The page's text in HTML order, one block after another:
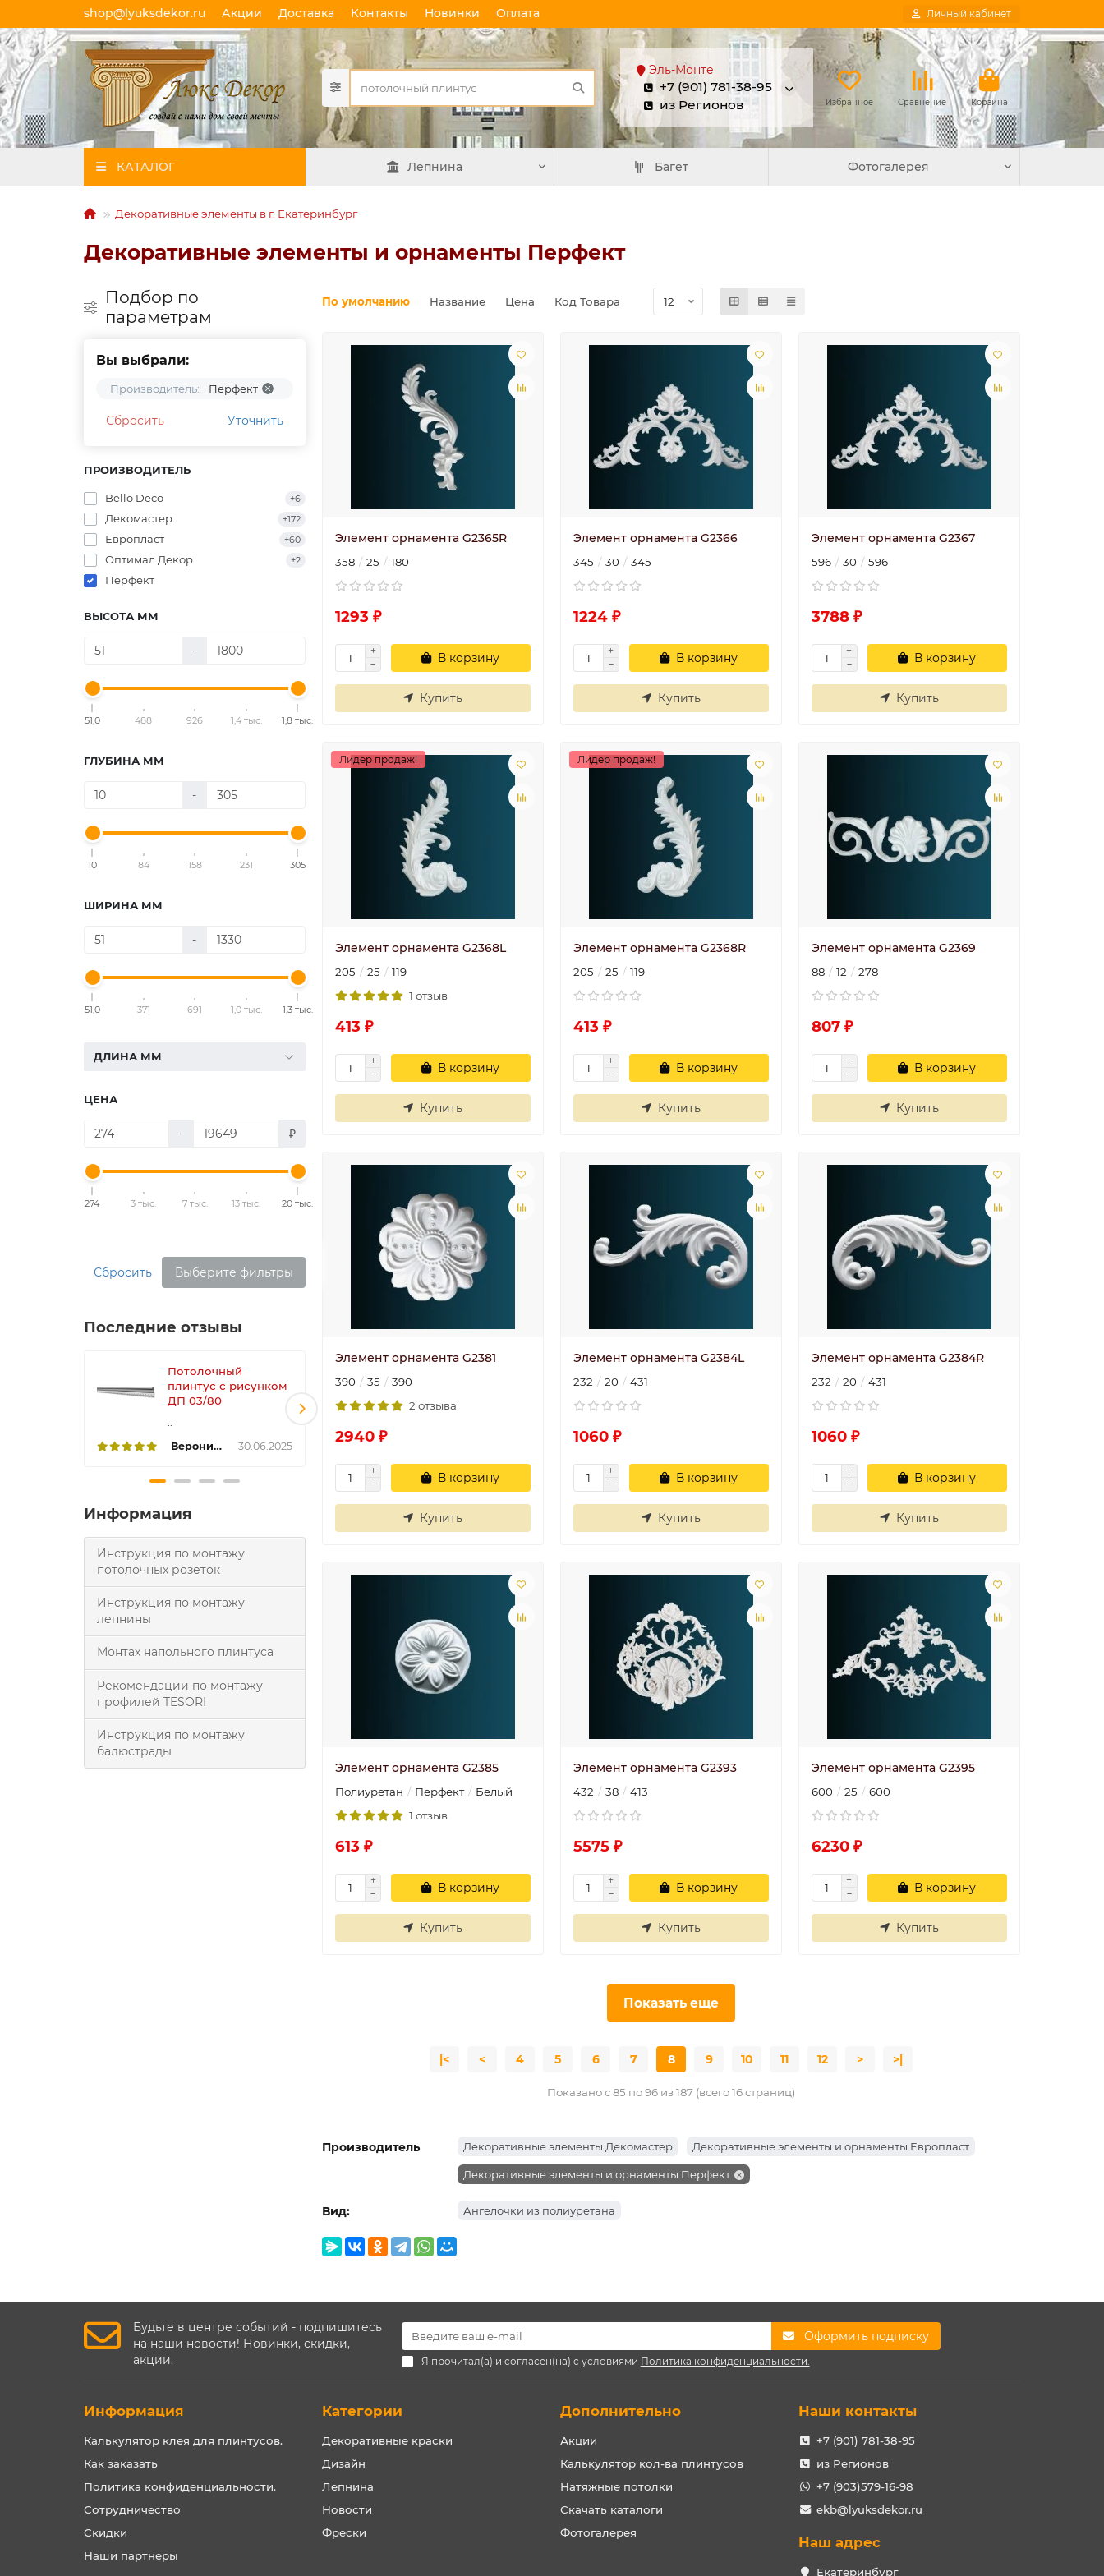
shop@lyuksdekor.ru Акции Доставка Контакты Новинки Оплата Личный кабинет
Эль-Монте
+7 (901) 781-38-95
из Регионов
Избранное Сравнение Корзина
КАТАЛОГ Лепнина Багет Фотогалерея
Декоративные элементы в г. Екатеринбург
Декоративные элементы и орнаменты Перфект
Подбор по
параметрам
Вы выбрали:
Производитель: Перфект
Сбросить Уточнить
ПРОИЗВОДИТЕЛЬ
Bello Deco +6
Декомастер +172
Европласт +60
Оптимал Декор +2
Перфект
ВЫСОТА ММ
-
51,0 488 926 1,4 тыс. 1,8 тыс.
ГЛУБИНА ММ
-
10 84 158 231 305
ШИРИНА ММ
-
51,0 371 691 1,0 тыс. 1,3 тыс.
ДЛИНА ММ
ЦЕНА
- ₽
274 3 тыс. 7 тыс. 13 тыс. 20 тыс.
Сбросить Выберите фильтры
Последние отзывы
Потолочный
плинтус с рисунком
ДП 03/80
Вероника 30.06.2025
потолочный П 20
100/40
потолочный П 20
Информация
Инструкция по монтажу
потолочных розеток
Инструкция по монтажу
лепнины
Монтах напольного плинтуса
Рекомендации по монтажу
профилей TESORI
Инструкция по монтажу
балюстрады
По умолчанию Название Цена Код Товара
Элемент орнамента G2365R
358 25 180
1293 ₽
В корзину
Купить
Элемент орнамента G2366
345 30 345
1224 ₽
В корзину
Купить
Элемент орнамента G2367
596 30 596
3788 ₽
В корзину
Купить
Лидер продаж!
Элемент орнамента G2368L
205 25
119
1 отзыв
413 ₽
В корзину
Купить
Лидер продаж!
Элемент орнамента G2368R
205 25 119
413 ₽
В корзину
Купить
Элемент орнамента G2369
88 12 278
807 ₽
В корзину
Купить
Элемент орнамента G2381
390 35
390
2 отзыва
2940 ₽
В корзину
Купить
Элемент орнамента G2384L
232 20 431
1060 ₽
В корзину
Купить
Элемент орнамента G2384R
232 20 431
1060 ₽
В корзину
Купить
Элемент орнамента G2385
Полиуретан Перфект
Белый
1 отзыв
613 ₽
В корзину
Купить
Элемент орнамента G2393
432 38 413
5575 ₽
В корзину
Купить
Элемент орнамента G2395
600 25 600
6230 ₽
В корзину
Купить
Показать еще
|< < 4 5 6 7 8 9 10 11 12 > >|
Показано с 85 по 96 из 187 (всего 16 страниц)
Производитель Декоративные элементы Декомастер Декоративные элементы и орнаменты Европласт
Декоративные элементы и орнаменты Перфект
Вид: Ангелочки из полиуретана
Будьте в центре событий - подпишитесь
на наши новости! Новинки, скидки,
акции.
Оформить подписку
Я прочитал(а) и согласен(на) с условиями Политика конфиденциальности.
Информация
Калькулятор клея для плинтусов.
Как заказать
Политика конфиденциальности.
Сотрудничество
Скидки
Наши партнеры
Категории
Декоративные краски
Дизайн
Лепнина
Новости
Фрески
Дополнительно
Акции
Калькулятор кол-ва плинтусов
Натяжные потолки
Скачать каталоги
Фотогалерея
Наши контакты
+7 (901) 781-38-95
из Регионов
+7 (903)579-16-98
ekb@lyuksdekor.ru
Наш адрес
Екатеринбург